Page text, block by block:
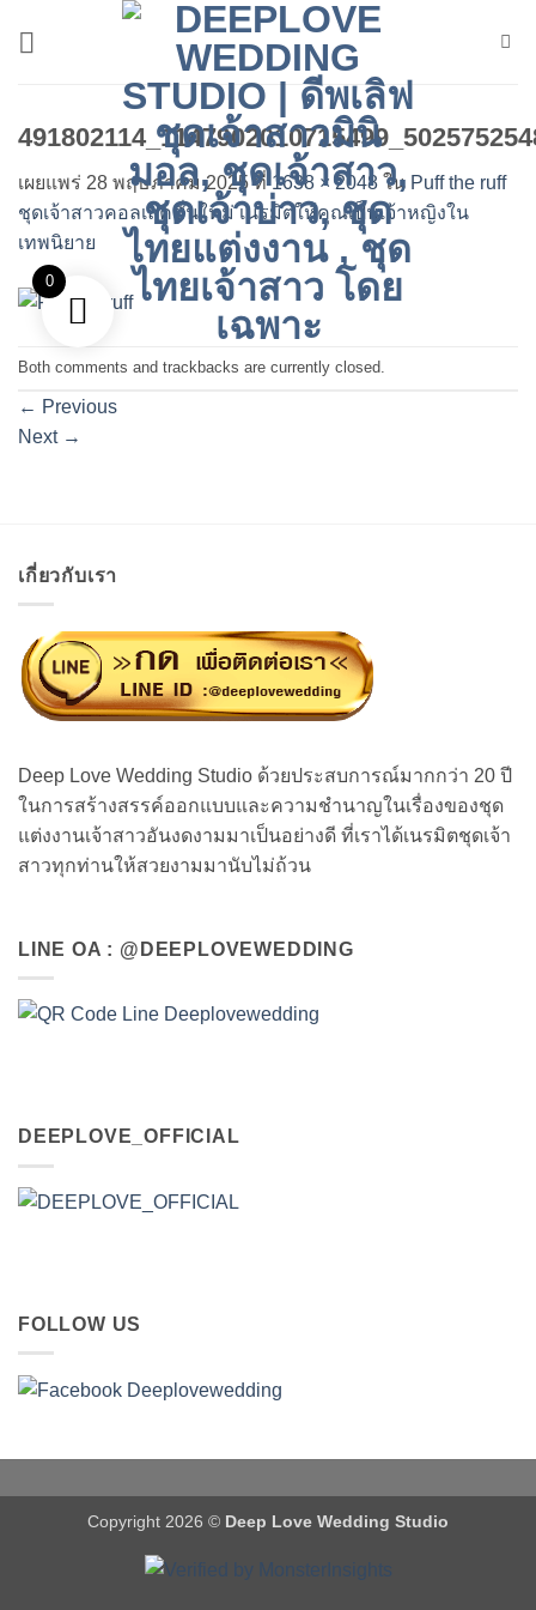
เผยแพร่ 28 พฤษภาคม 2025ที่1638 × 2048 ใน Puff the ruff
ชุดเจ้าสาวคอลเลคชั่นใหม่ เนรมิตให้คุณเป็นเจ้าหญิงใน
เทพนิยาย
Both comments and trackbacks are currently closed.
← Previous
Next →
เกี่ยวกับเรา
Deep Love Wedding Studio ด้วยประสบการณ์มากกว่า 20 ปี
ในการสร้างสรรค์ออกแบบและความชำนาญในเรื่องของชุด
แต่งงานเจ้าสาวอันงดงามมาเป็นอย่างดี ที่เราได้เนรมิตชุดเจ้า
สาวทุกท่านให้สวยงามมานับไม่ถ้วน
LINE OA : @DEEPLOVEWEDDING
DEEPLOVE_OFFICIAL
FOLLOW US
Copyright 2026 © Deep Love Wedding Studio
0